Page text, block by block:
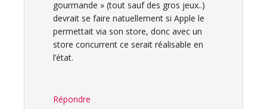
gourmande » (tout sauf des gros jeux..)
devrait se faire natuellement si Apple le
permettait via son store, donc avec un
store concurrent ce serait réalisable en
l’état.
Répondre